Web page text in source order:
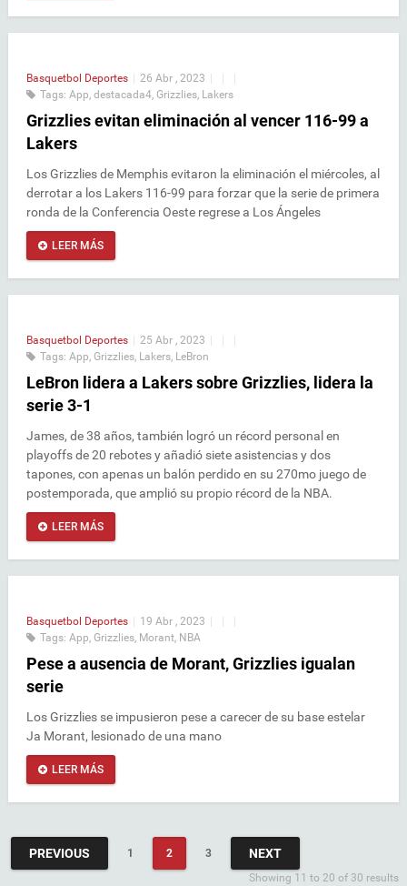
Basquetbol Deportes 26 Abr , 2023
Tags: App, destacada4, Grizzlies, Lakers
Grizzlies evitan eliminación al vencer 116-99 a
Lakers
Los Grizzlies de Memphis evitaron la eliminación el miércoles, al
derrotar a los Lakers 116-99 para forzar que la serie de primera
ronda de la Conferencia Oeste regrese a Los Ángeles
LEER MÁS
Basquetbol Deportes 25 Abr , 2023
Tags: App, Grizzlies, Lakers, LeBron
LeBron lidera a Lakers sobre Grizzlies, lidera la
serie 3-1
James, de 38 años, también logró un récord personal en
playoffs de 20 rebotes y añadió siete asistencias y dos
tapones, con apenas un balón perdido en su 270mo juego de
postemporada, que amplió su propio récord de la NBA.
LEER MÁS
Basquetbol Deportes 19 Abr , 2023
Tags: App, Grizzlies, Morant, NBA
Pese a ausencia de Morant, Grizzlies igualan
serie
Los Grizzlies se impusieron pese a carecer de su base estelar
Ja Morant, lesionado de una mano
LEER MÁS
PREVIOUS 1 2 3 NEXT
Showing 11 to 20 of 30 results